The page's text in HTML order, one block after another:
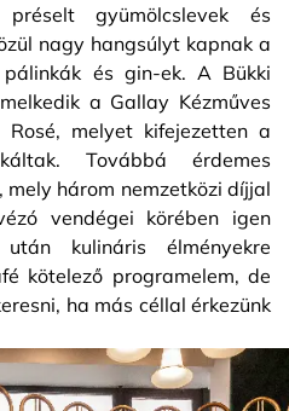
gyümölcslevek és
nagy hangsúlyt kapnak a
és gin-ek. A Bükki
a Gallay Kézműves
melyet kifejezetten a
Továbbá érdemes
három nemzetközi díjjal
vendégei körében igen
kulináris élményekre
kötelező programelem, de
ha más céllal érkezünk